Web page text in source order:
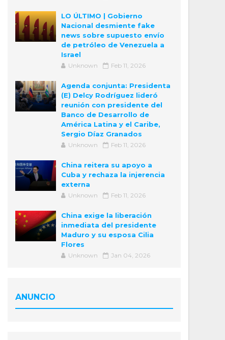
LO ÚLTIMO | Gobierno
Nacional desmiente fake
news sobre supuesto envío
de petróleo de Venezuela a
Israel
Unknown Feb 11, 2026
Agenda conjunta: Presidenta
(E) Delcy Rodríguez lideró
reunión con presidente del
Banco de Desarrollo de
América Latina y el Caribe,
Sergio Díaz Granados
Unknown Feb 11, 2026
China reitera su apoyo a
Cuba y rechaza la injerencia
externa
Unknown Feb 11, 2026
China exige la liberación
inmediata del presidente
Maduro y su esposa Cilia
Flores
Unknown Jan 04, 2026
ANUNCIO